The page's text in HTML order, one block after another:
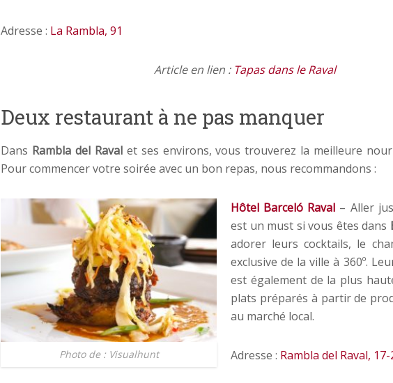
Adresse : La Rambla, 91
Article en lien : Tapas dans le Raval
Deux restaurant à ne pas manquer
Dans Rambla del Ravalet ses environs, vous trouverez la meilleure
Pour commencer votre soirée avec un bon repas, nous recommandons :
Photo de : Visualhunt
Hôtel Barceló Raval – Aller
est un must si vous êtes dans
adorer leurs cocktails, le
exclusive de la ville à 360º.
est également de la plus
plats préparés à partir de
au marché local.
Adresse : Rambla del Raval, 17-